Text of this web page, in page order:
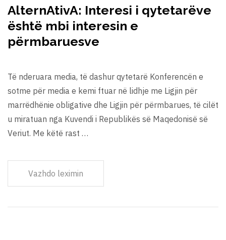
AlternAtivA: Interesi i qytetarëve
është mbi interesin e
përmbaruesve
Të nderuara media, të dashur qytetarë Konferencën e
sotme për media e kemi ftuar në lidhje me Ligjin për
marrëdhënie obligative dhe Ligjin për përmbarues, të cilët
u miratuan nga Kuvendi i Republikës së Maqedonisë së
Veriut. Me këtë rast …
Vazhdo leximin